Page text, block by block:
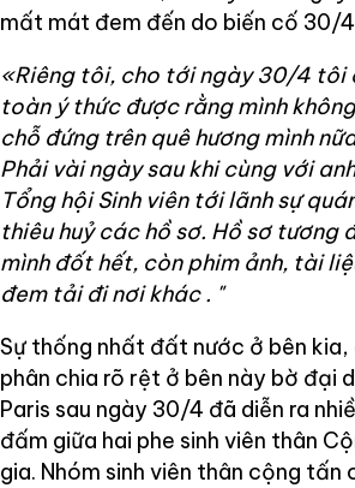
mất mát đem đến do biến cố 30/
«Riêng tôi, cho tới ngày 30/4 tôi
toàn ý thức được rằng mình
chỗ đứng trên quê hương mình
Phải vài ngày sau khi cùng với
Tổng hội Sinh viên tới lãnh sự
thiêu huỷ các hồ sơ. Hồ sơ tương
mình đốt hết, còn phim ảnh, tài
đem tải đi nơi khác . "
Sự thống nhất đất nước ở bên kia,
phân chia rõ rệt ở bên này bờ đại
Paris sau ngày 30/4 đã diễn ra
đấm giữa hai phe sinh viên thân
gia. Nhóm sinh viên thân cộng tấn